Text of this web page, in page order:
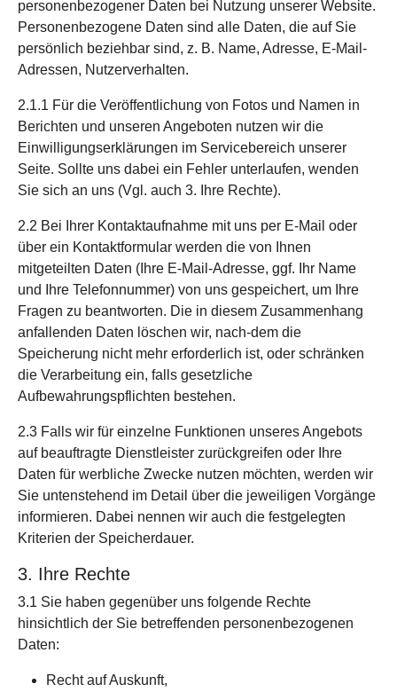
personenbezogener Daten bei Nutzung unserer Website.
Personenbezogene Daten sind alle Daten, die auf Sie
persönlich beziehbar sind, z. B. Name, Adresse, E-Mail-
Adressen, Nutzerverhalten.
2.1.1 Für die Veröffentlichung von Fotos und Namen in
Berichten und unseren Angeboten nutzen wir die
Einwilligungserklärungen im Servicebereich unserer
Seite. Sollte uns dabei ein Fehler unterlaufen, wenden
Sie sich an uns (Vgl. auch 3. Ihre Rechte).
2.2 Bei Ihrer Kontaktaufnahme mit uns per E-Mail oder
über ein Kontaktformular werden die von Ihnen
mitgeteilten Daten (Ihre E-Mail-Adresse, ggf. Ihr Name
und Ihre Telefonnummer) von uns gespeichert, um Ihre
Fragen zu beantworten. Die in diesem Zusammenhang
anfallenden Daten löschen wir, nach-dem die
Speicherung nicht mehr erforderlich ist, oder schränken
die Verarbeitung ein, falls gesetzliche
Aufbewahrungspflichten bestehen.
2.3 Falls wir für einzelne Funktionen unseres Angebots
auf beauftragte Dienstleister zurückgreifen oder Ihre
Daten für werbliche Zwecke nutzen möchten, werden wir
Sie untenstehend im Detail über die jeweiligen Vorgänge
informieren. Dabei nennen wir auch die festgelegten
Kriterien der Speicherdauer.
3. Ihre Rechte
3.1 Sie haben gegenüber uns folgende Rechte
hinsichtlich der Sie betreffenden personenbezogenen
Daten:
Recht auf Auskunft,